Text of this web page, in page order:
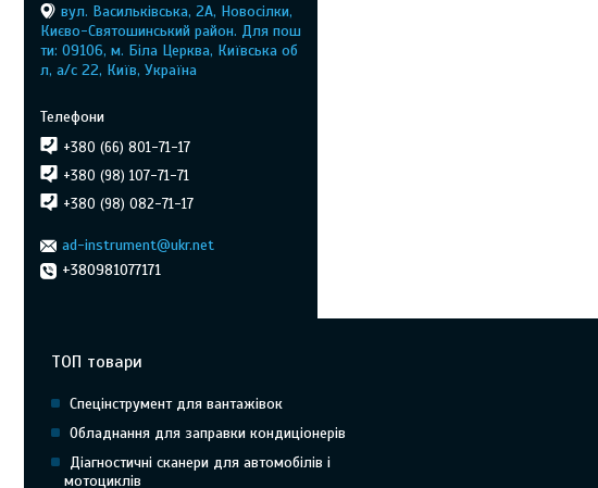
вул. Васильківська, 2А, Новосілки,
Києво-Святошинський район. Для пош
ти: 09106, м. Біла Церква, Київська об
л, а/с 22, Київ, Україна
+380 (66) 801-71-17
+380 (98) 107-71-71
+380 (98) 082-71-17
ad-instrument@ukr.net
+380981077171
ТОП товари
Спецінструмент для вантажівок
Обладнання для заправки кондиціонерів
Діагностичні сканери для автомобілів і
мотоциклів